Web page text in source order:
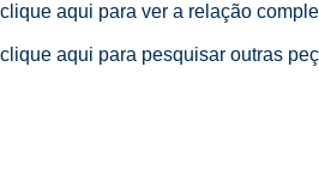
clique aqui para ver a relação
clique aqui para pesquisar outras